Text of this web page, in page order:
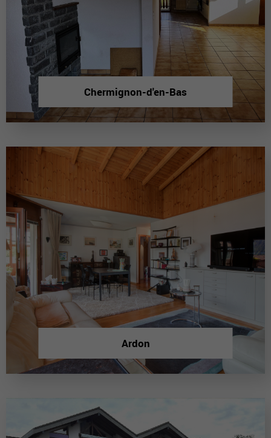
Chermignon-d'en-Bas
Ardon